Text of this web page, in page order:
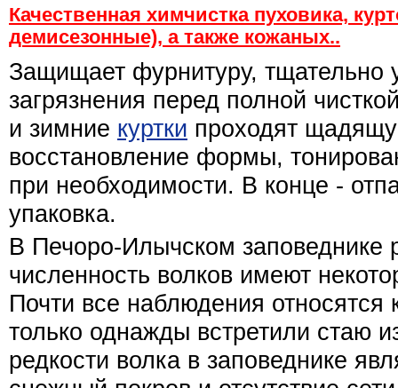
Качественная химчистка пуховика,
демисезонные), а также кожаных..
Защищает фурнитуру, тщательно
загрязнения перед полной
и зимние куртки проходят
восстановление формы,
при необходимости. В конце -
упаковка.
В Печоро-Илычском заповеднике
численность волков имеют
Почти все наблюдения
только однажды встретили стаю
редкости волка в заповеднике